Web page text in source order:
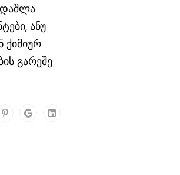
დაშლა
ანუ
ქიმიურ
გარეშე